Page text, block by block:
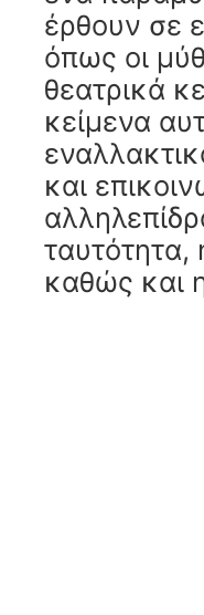
έρθουν σε
όπως οι
θεατρικά
κείμενα
και
ταυτότητα,
καθώς και